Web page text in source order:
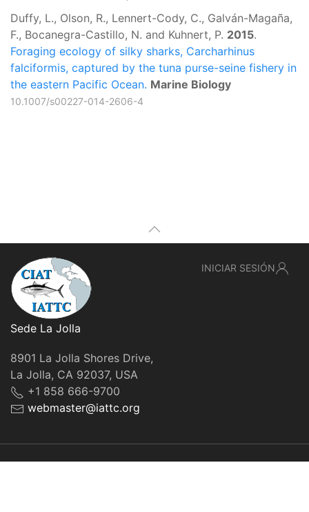
Duffy, L., Olson, R., Lennert-Cody, C., Galván-Magaña,
F., Bocanegra-Castillo, N. and Kuhnert, P. 2015.
Foraging ecology of silky sharks, Carcharhinus
falciformis, captured by the tuna purse-seine fishery in
the eastern Pacific Ocean. Marine Biology
10.1007/s00227-014-2606-4
Sede La Jolla
8901 La Jolla Shores Drive,
La Jolla, CA 92037, USA
+1 858 666-9700
webmaster@iattc.org
INICIAR SESIÓN
© IATTC, 2022-2026